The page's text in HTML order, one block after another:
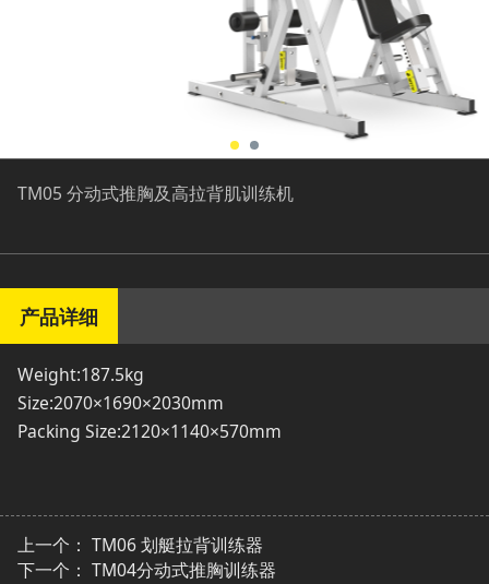
TM05 分动式推胸及高拉背肌训练机
产品详细
Weight:187.5kg
Size:2070×1690×2030mm
Packing Size:2120×1140×570mm
上一个： TM06 划艇拉背训练器
下一个： TM04分动式推胸训练器